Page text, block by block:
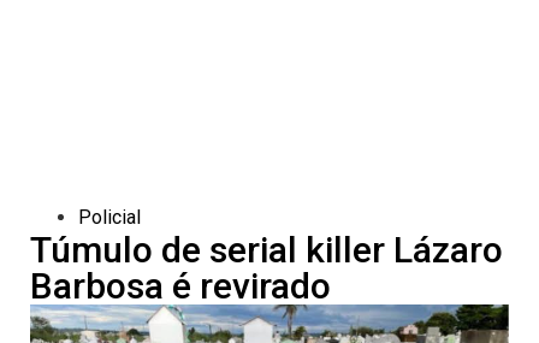
Policial
Túmulo de serial killer Lázaro
Barbosa é revirado